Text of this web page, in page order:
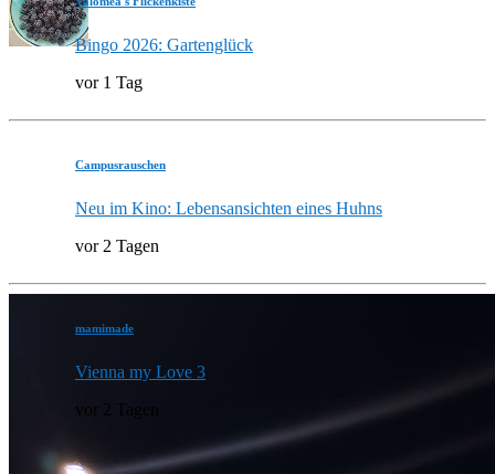
Bingo 2026: Gartenglück
vor 1 Tag
Campusrauschen
Neu im Kino: Lebensansichten eines Huhns
vor 2 Tagen
mamimade
Vienna my Love 3
vor 2 Tagen